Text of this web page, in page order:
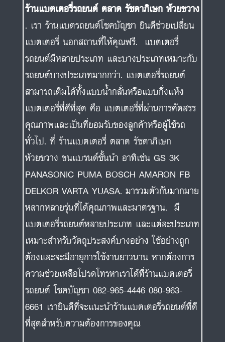
ร้านแบตเตอรี่รถยนต์ ตลาด รัชดาภิเษก ห้วยขวาง
. เรา ร้านแบตรถยนต์โชคบัญชา ยินดีช่วยเปลี่ยน
แบตเตอรี่ นอกสถานที่ให้คุณฟรี. แบตเตอรี่
รถยนต์มีหลายประเภท และบางประเภทเหมาะกับ
รถยนต์บางประเภทมากกว่า. แบตเตอรี่รถยนต์
สามารถเติมได้ทั้งแบบน้ำกลั่นหรือแบบกึ่งแห้ง
แบตเตอรี่ที่ดีที่สุด คือ แบตเตอรี่ที่ผ่านการคัดสรร
คุณภาพและเป็นที่ยอมรับของลูกค้าหรือผู้ใช้รถ
ทั่วไป. ที่ ร้านแบตเตอรี่ ตลาด รัชดาภิเษก
ห้วยขวาง ขนแบรนด์ชั้นนำ อาทิเช่น GS 3K
PANASONIC PUMA BOSCH AMARON FB
DELKOR VARTA YUASA. มารวมตัวกันมากมาย
หลากหลายรุ่นที่ได้คุณภาพและมาตรฐาน. มี
แบตเตอรี่รถยนต์หลายประเภท และแต่ละประเภท
เหมาะสำหรับวัตถุประสงค์บางอย่าง ใช้อย่างถูก
ต้องและจะมีอายุการใช้งานยาวนาน หากต้องการ
ความช่วยเหลือโปรดโทรหาเราได้ที่ร้านแบตเตอรี่
รถยนต์ โชคบัญชา 082-965-4446 080-963-
6661 เรายินดีที่จะแนะนำร้านแบตเตอรี่รถยนต์ที่ดี
ที่สุดสำหรับความต้องการของคุณ